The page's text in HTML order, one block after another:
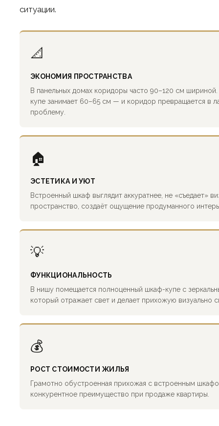
ситуации.
📐
ЭКОНОМИЯ ПРОСТРАНСТВА
В панельных домах коридоры часто 90–120 см
купе занимает 60–65 см — и коридор превращается в
проблему.
🏠
ЭСТЕТИКА И УЮТ
Встроенный шкаф выглядит аккуратнее, не «съедает»
пространство, создаёт ощущение продуманного
💡
ФУНКЦИОНАЛЬНОСТЬ
В нишу помещается полноценный шкаф-купе с
который отражает свет и делает прихожую визуально
💰
РОСТ СТОИМОСТИ ЖИЛЬЯ
Грамотно обустроенная прихожая с встроенным
конкурентное преимущество при продаже квартиры.